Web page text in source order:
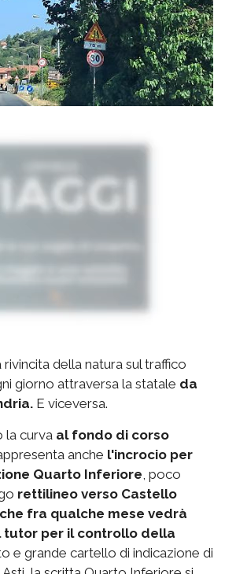
della natura sul traffico
giorno attraversa la statale da
E viceversa.
la curva al fondo di corso
anche l'incrocio per
Quarto Inferiore , poco
rettilineo verso Castello
fra qualche mese vedrà
tutor per il controllo della
e grande cartello di indicazione di